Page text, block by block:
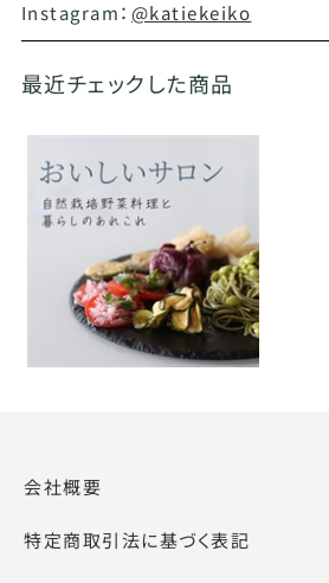
Instagram： @katiekeiko
最近チェックした商品
会社概要
特定商取引法に基づく表記